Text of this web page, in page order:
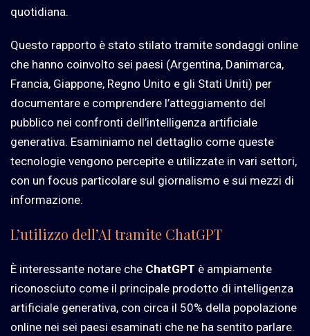
quotidiana.
Questo rapporto è stato stilato tramite sondaggi online
che hanno coinvolto sei paesi (Argentina, Danimarca,
Francia, Giappone, Regno Unito e gli Stati Uniti) per
documentare e comprendere l’atteggiamento del
pubblico nei confronti dell’intelligenza artificiale
generativa. Esaminiamo nel dettaglio come queste
tecnologie vengono percepite e utilizzate in vari settori,
con un focus particolare sul giornalismo e sui mezzi di
informazione.
L’utilizzo dell’AI tramite ChatGPT
È interessante notare che ChatGPT è ampiamente
riconosciuto come il principale prodotto di intelligenza
artificiale generativa, con circa il 50% della popolazione
online nei sei paesi esaminati che ne ha sentito parlare.